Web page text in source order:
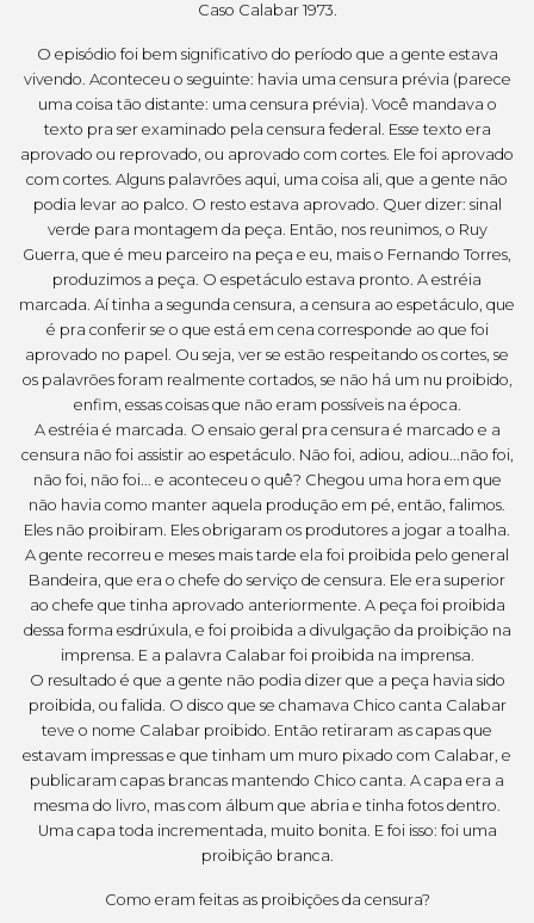
Caso Calabar 1973.
O episódio foi bem significativo do período que a gente estava
vivendo. Aconteceu o seguinte: havia uma censura prévia (parece
uma coisa tão distante: uma censura prévia). Você mandava o
texto pra ser examinado pela censura federal. Esse texto era
aprovado ou reprovado, ou aprovado com cortes. Ele foi aprovado
com cortes. Alguns palavrões aqui, uma coisa ali, que a gente não
podia levar ao palco. O resto estava aprovado. Quer dizer: sinal
verde para montagem da peça. Então, nos reunimos, o Ruy
Guerra, que é meu parceiro na peça e eu, mais o Fernando Torres,
produzimos a peça. O espetáculo estava pronto. A estréia
marcada. Aí tinha a segunda censura, a censura ao espetáculo, que
é pra conferir se o que está em cena corresponde ao que foi
aprovado no papel. Ou seja, ver se estão respeitando os cortes, se
os palavrões foram realmente cortados, se não há um nu proibido,
enfim, essas coisas que não eram possíveis na época.
A estréia é marcada. O ensaio geral pra censura é marcado e a
censura não foi assistir ao espetáculo. Não foi, adiou, adiou...não foi,
não foi, não foi... e aconteceu o quê? Chegou uma hora em que
não havia como manter aquela produção em pé, então, falimos.
Eles não proibiram. Eles obrigaram os produtores a jogar a toalha.
A gente recorreu e meses mais tarde ela foi proibida pelo general
Bandeira, que era o chefe do serviço de censura. Ele era superior
ao chefe que tinha aprovado anteriormente. A peça foi proibida
dessa forma esdrúxula, e foi proibida a divulgação da proibição na
imprensa. E a palavra Calabar foi proibida na imprensa.
O resultado é que a gente não podia dizer que a peça havia sido
proibida, ou falida. O disco que se chamava Chico canta Calabar
teve o nome Calabar proibido. Então retiraram as capas que
estavam impressas e que tinham um muro pixado com Calabar, e
publicaram capas brancas mantendo Chico canta. A capa era a
mesma do livro, mas com álbum que abria e tinha fotos dentro.
Uma capa toda incrementada, muito bonita. E foi isso: foi uma
proibição branca.
Como eram feitas as proibições da censura?